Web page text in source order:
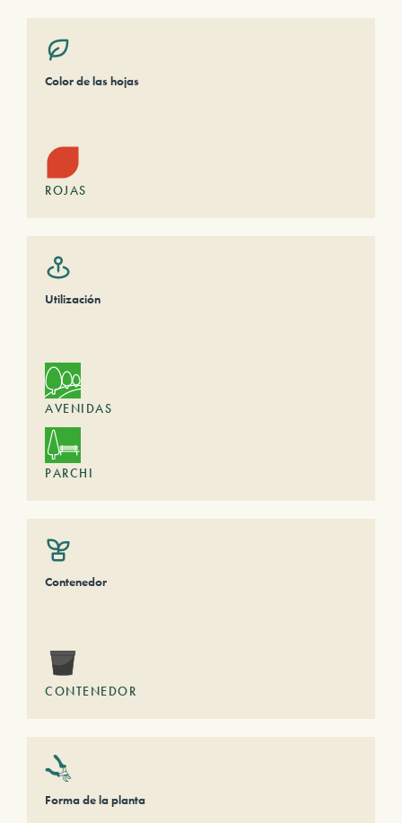
Color de las hojas
ROJAS
Utilización
AVENIDAS
PARCHI
Contenedor
CONTENEDOR
Forma de la planta